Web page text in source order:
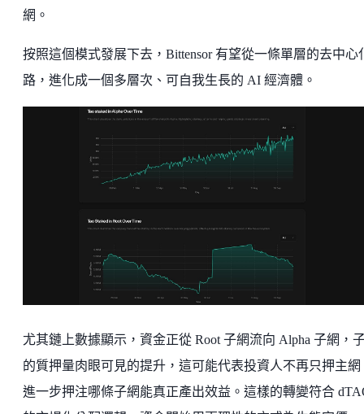
網。
按照這個模式發展下去，Bittensor 有望從一條單層的去中心
路，進化成一個多層次、可自我生長的 AI 經濟體。
尤其鏈上數據顯示，資金正從 Root 子網流向 Alpha 子網，
的質押量肉眼可見的提升，這可能代表投資人不再只押主網
進一步押注哪條子網能真正產出效益。這樣的轉變符合